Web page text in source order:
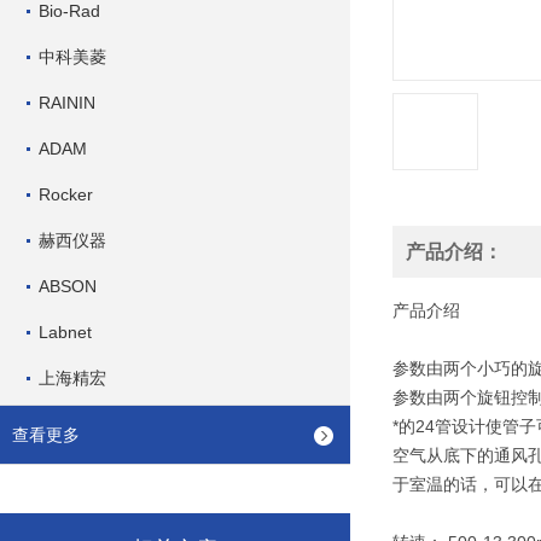
Bio-Rad
中科美菱
RAININ
ADAM
Rocker
赫西仪器
ABSON
Labnet
上海精宏
查看更多
产品介绍：
产品介绍
参数由两个小巧的
参数由两个旋钮控
*的24管设计使管
空气从底下的通风
于室温的话，可以